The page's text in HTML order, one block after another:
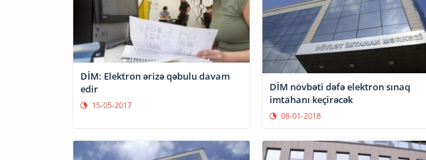
DİM: Elektron ərizə qəbulu davam
edir
15-05-2017
DİM növbəti dəfə elektron sınaq
imtahanı keçirəcək
08-01-2018